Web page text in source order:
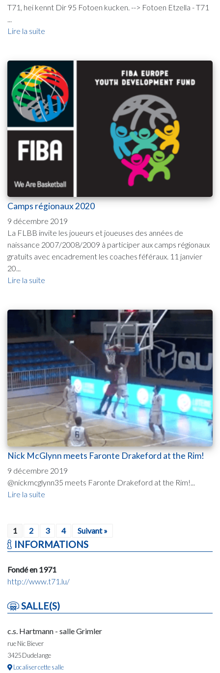
T71, hei kennt Dir 95 Fotoen kucken. --> Fotoen Etzella - T71
...
Lire la suite
Camps régionaux 2020
9 décembre 2019
La FLBB invite les joueurs et joueuses des années de
naissance 2007/2008/2009 à participer aux camps régionaux
gratuits avec encadrement les coaches féféraux. 11 janvier
20...
Lire la suite
Nick McGlynn meets Faronte Drakeford at the Rim!
9 décembre 2019
@nickmcglynn35 meets Faronte Drakeford at the Rim!...
Lire la suite
1 2 3 4 Suivant »
INFORMATIONS
Fondé en 1971
http://www.t71.lu/
SALLE(S)
c.s. Hartmann - salle Grimler
rue Nic Biever
3425 Dudelange
Localiser cette salle